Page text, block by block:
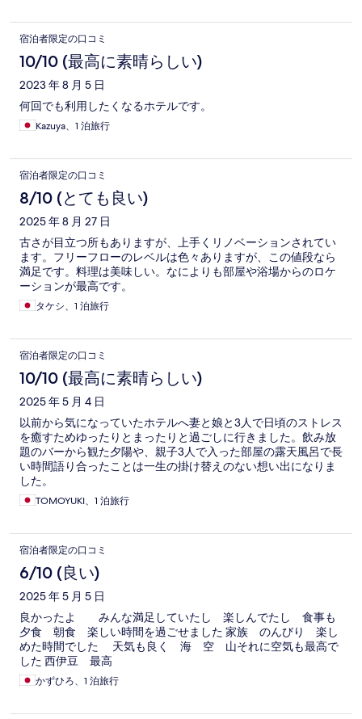
宿泊者限定の口コミ
10/10 (最高に素晴らしい)
2023 年 8 月 5 日
何回でも利用したくなるホテルです。
Kazuya、1 泊旅行
宿泊者限定の口コミ
8/10 (とても良い)
2025 年 8 月 27 日
古さが目立つ所もありますが、上手くリノベーションされてい
ます。フリーフローのレベルは色々ありますが、この値段なら
満足です。料理は美味しい。なによりも部屋や浴場からのロケ
ーションが最高です。
タケシ、1 泊旅行
宿泊者限定の口コミ
10/10 (最高に素晴らしい)
2025 年 5 月 4 日
以前から気になっていたホテルへ妻と娘と3人で日頃のストレス
を癒すためゆったりとまったりと過ごしに行きました。飲み放
題のバーから観た夕陽や、親子3人で入った部屋の露天風呂で長
い時間語り合ったことは一生の掛け替えのない想い出になりま
した。
TOMOYUKI、1 泊旅行
宿泊者限定の口コミ
6/10 (良い)
2025 年 5 月 5 日
良かったよ みんな満足していたし 楽しんでたし 食事も
夕食 朝食 楽しい時間を過ごせました 家族 のんびり 楽し
めた時間でした 天気も良く 海 空 山それに空気も最高で
した 西伊豆 最高
かずひろ、1 泊旅行